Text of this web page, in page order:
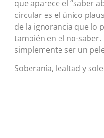
que aparece el “saber
circular es el único
de la ignorancia que lo
también en el no-saber.
simplemente ser un
Soberanía, lealtad y